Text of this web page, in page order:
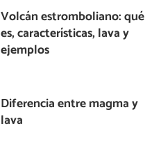
Volcán estromboliano: qué
es, características, lava y
ejemplos
Diferencia entre magma y
lava